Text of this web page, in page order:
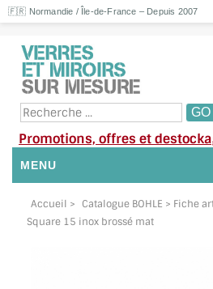
🇫🇷 Normandie / Île-de-France – Depuis 2007
Promotions, offres et
MENU
NOUS CONTACTER
Accueil > Catalogue BOHLE > Fiche
Square 15 inox brossé mat